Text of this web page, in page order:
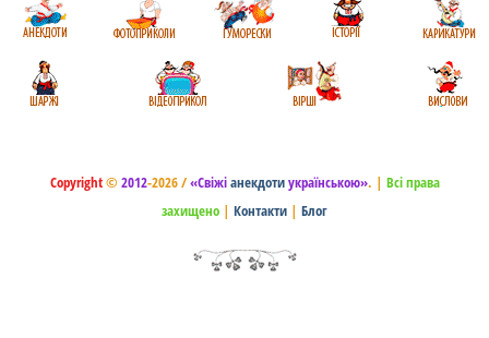
Copyright© 2012-2026 /«Свіжіанекдотиукраїнською». | Всі права
захищено | Контакти | Блог